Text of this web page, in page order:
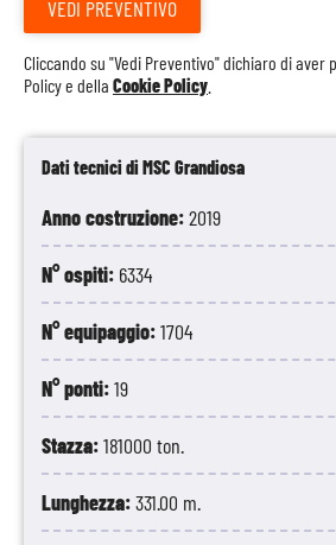
Dati tecnici di MSC Grandiosa
Anno costruzione:2019
N° ospiti: 6334
N° equipaggio:1704
N° ponti:19
Stazza:181000 ton.
Lunghezza:331.00 m.
VEDI PREVENTIVO
Cliccando su "Vedi Preventivo" dichiaro di aver
Policye della Cookie Policy